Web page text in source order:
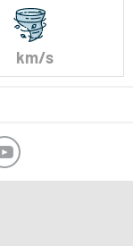
km/s